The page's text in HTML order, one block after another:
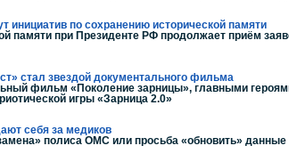
инициатив по сохранению исторической памяти
памяти при Президенте РФ продолжает приём
стал звездой документального фильма
фильм «Поколение зарницы», главными
игры «Зарница 2.0»
себя за медиков
полиса ОМС или просьба «обновить»